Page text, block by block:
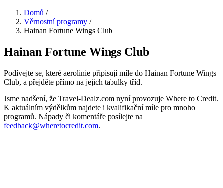
Domů /
Věrnostní programy /
Hainan Fortune Wings Club
Hainan Fortune Wings Club
Podívejte se, které aerolinie připisují míle do Hainan Fortune Wings
Club, a přejděte přímo na jejich tabulky tříd.
Jsme nadšení, že Travel-Dealz.com nyní provozuje Where to Credit.
K aktuálním výdělkům najdete i kvalifikační míle pro mnoho
programů. Nápady či komentáře posílejte na
feedback@wheretocredit.com.